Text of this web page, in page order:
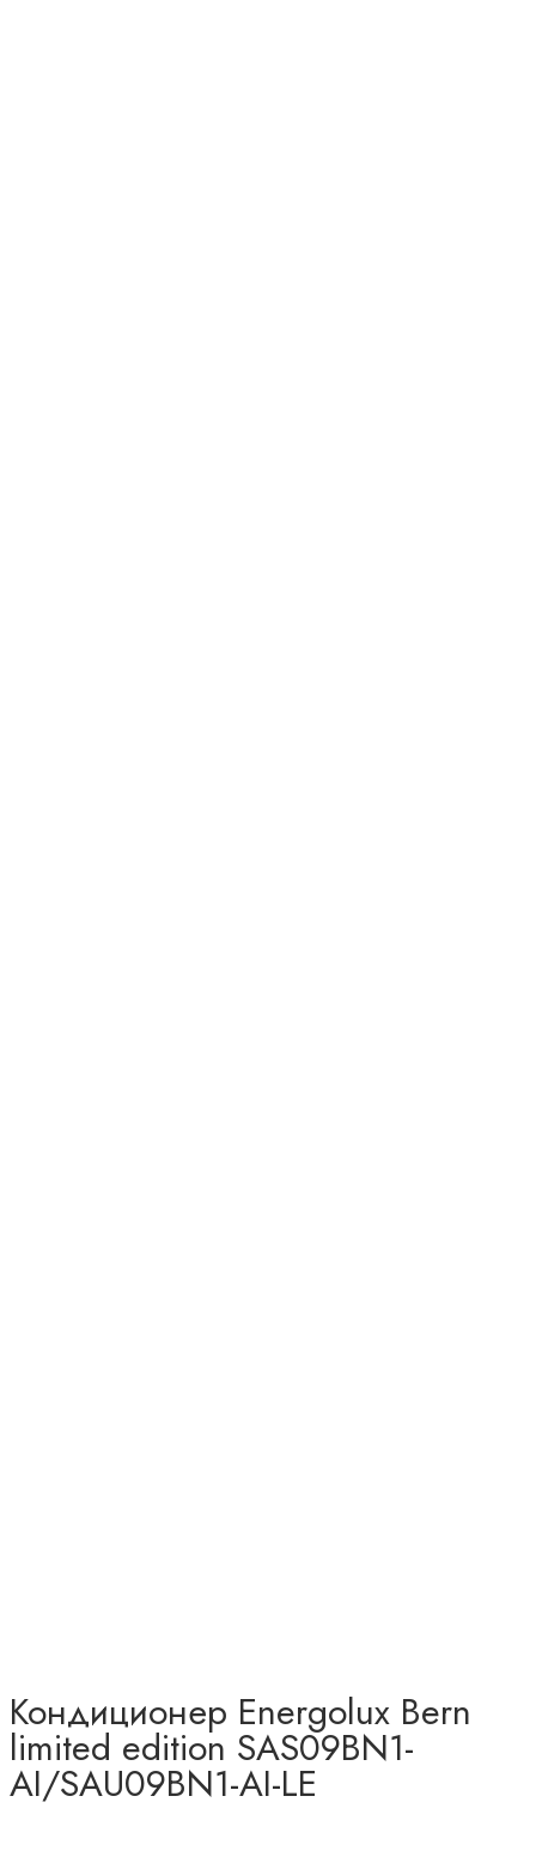
Кондиционер Energolux Bern
limited edition SAS09BN1-
AI/SAU09BN1-AI-LE